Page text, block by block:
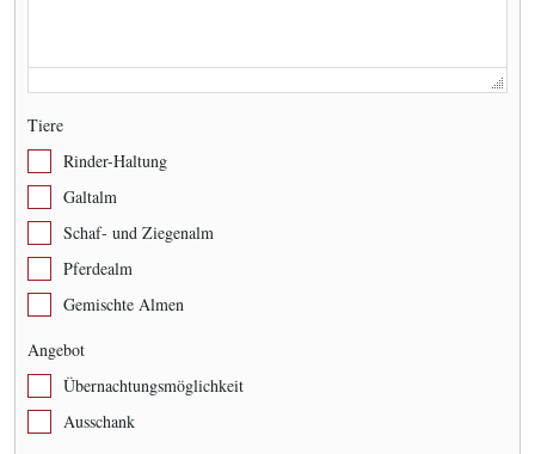
Tiere
Rinder-Haltung
Galtalm
Schaf- und Ziegenalm
Pferdealm
Gemischte Almen
Angebot
Übernachtungsmöglichkeit
Ausschank